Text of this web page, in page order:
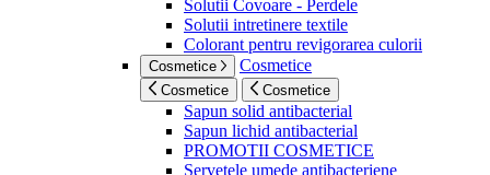
Solutii Covoare - Perdele
Solutii intretinere textile
Colorant pentru revigorarea culorii
Cosmetice Cosmetice
Cosmetice Cosmetice
Sapun solid antibacterial
Sapun lichid antibacterial
PROMOTII COSMETICE
Servetele umede antibacteriene